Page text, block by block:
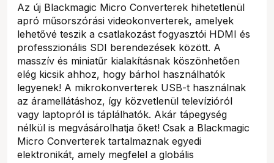
Az új Blackmagic Micro Converterek hihetetlenül
apró műsorszórási videokonverterek, amelyek
lehetővé teszik a csatlakozást fogyasztói HDMI és
professzionális SDI berendezések között. A
masszív és miniatűr kialakításnak köszönhetően
elég kicsik ahhoz, hogy bárhol használhatók
legyenek! A mikrokonverterek USB-t használnak
az áramellátáshoz, így közvetlenül televízióról
vagy laptopról is táplálhatók. Akár tápegység
nélkül is megvásárolhatja őket! Csak a Blackmagic
Micro Converterek tartalmaznak egyedi
elektronikát, amely megfelel a globális